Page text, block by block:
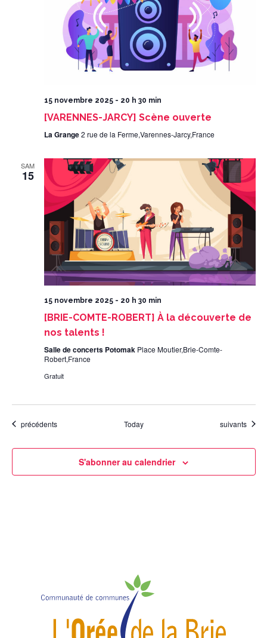
15 novembre 2025 - 20 h 30 min
[VARENNES-JARCY] Scène ouverte
La Grange2 rue de la Ferme,Varennes-Jarcy,France
SAM
15
15 novembre 2025 - 20 h 30 min
[BRIE-COMTE-ROBERT] À la découverte de
nos talents !
Salle de concerts Potomak Place Moutier,Brie-Comte-
Robert,France
Gratuit
Évènements
précédents Today Évènements
suivants
S'abonner au calendrier